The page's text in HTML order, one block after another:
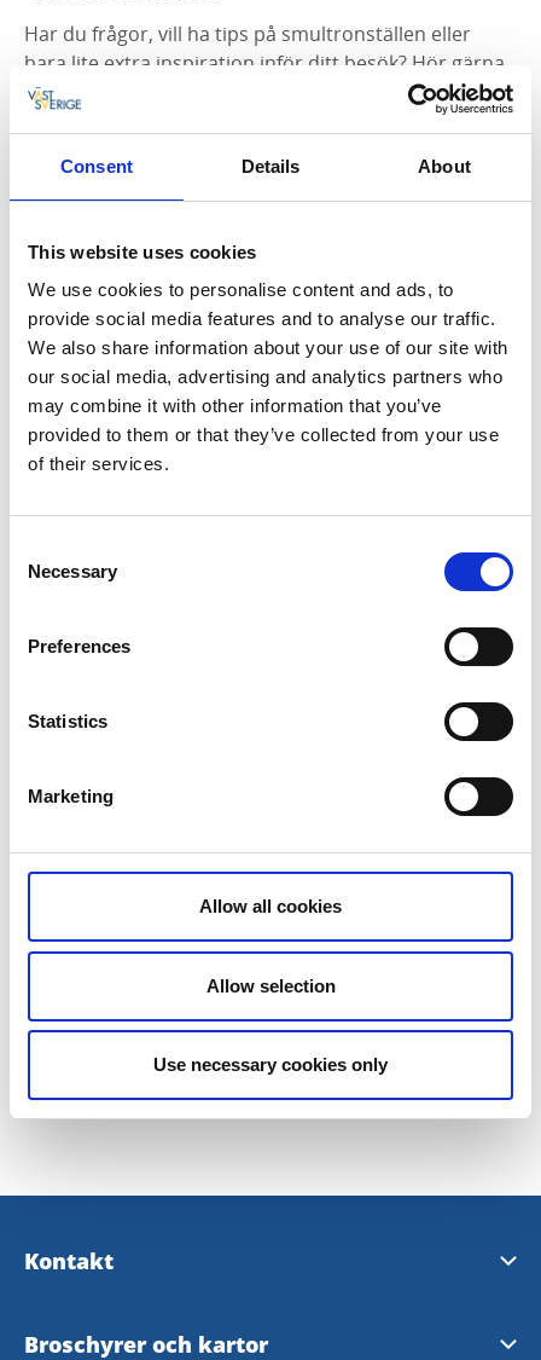
Consent Details About
This website uses cookies
We use cookies to personalise content and ads, to
provide social media features and to analyse our traffic.
We also share information about your use of our site with
our social media, advertising and analytics partners who
may combine it with other information that you’ve
provided to them or that they’ve collected from your use
of their services.
Selection
Necessary
Preferences
Statistics
Marketing
Allow all cookies
Allow selection
Use necessary cookies only
Har du frågor, vill ha tips på smultronställen eller
bara lite extra inspiration inför ditt besök? Hör gärna
av dig till oss via e-post
info@lackokinnekulle.seeller
. Vi finns här för dig måndag–
Vill du bläddra bland broschyrer, kartor och annat
bästa sätt? Då är du varmt välkommen att besöka
någon av våraInfoPointseller vårTuristBYRÅ som du
hittar utanför Gamla Rådhuset i Lidköping. Här finns
all den information du behöver för att göra ditt besök
både minnesrikt och inspirerande.
och under besöket i Destination Läckö-Kinnekulle.
INFOPOINTS
Läckö-Kinnekulle hämta informationsmaterial och
besöksmål aktuella aktiviteter och serviceutbud i
Destination Läckö-Kinnekulle. Info Points har samma
Här hittar du en lista på alla InfoPoints i Destination
Senast uppdaterad:1 juni 2026
Kontakt
Turistinformation
Broschyrer och kartor